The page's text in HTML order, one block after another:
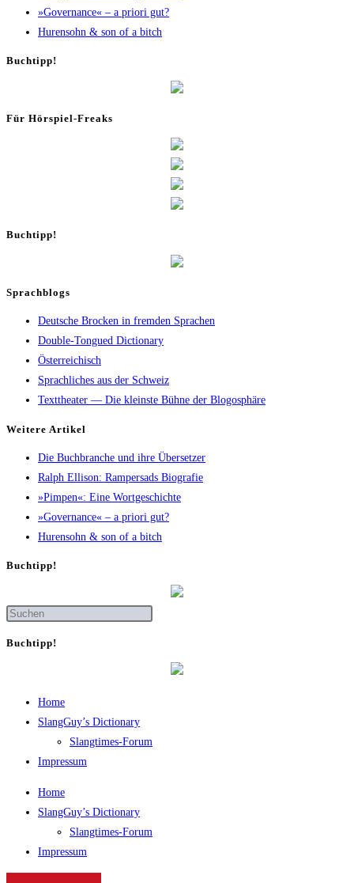
»Gover­nan­ce« – a prio­ri gut?
Huren­sohn & son of a bitch
Buch­tipp!
Für Hör­spiel-Freaks
Buch­tipp!
Sprachblogs
Deutsche Brocken in fremden Sprachen
Double-Tongued Dictionary
Österreichisch
Sprachliches aus der Schweiz
Texttheater — Die kleinste Bühne der Blogosphäre
Wei­te­re Artikel
Die Buch­bran­che und ihre Übersetzer
Ralph Elli­son: Ram­pers­ads Biografie
»Pim­pen«: Eine Wortgeschichte
»Gover­nan­ce« – a prio­ri gut?
Huren­sohn & son of a bitch
Buch­tipp!
Buch­tipp!
Home
SlangGuy’s Dic­tion­a­ry
Slang­times-Forum
Impres­sum
Home
SlangGuy’s Dic­tion­a­ry
Slang­times-Forum
Impres­sum